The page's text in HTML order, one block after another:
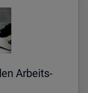
Ar­beits­